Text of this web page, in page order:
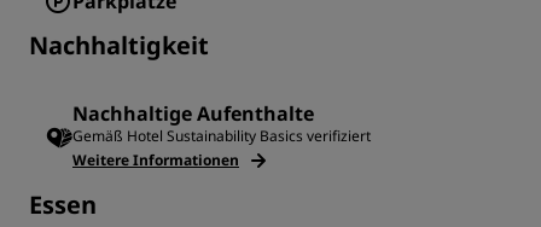
Nachhaltigkeit
Nachhaltige Aufenthalte
Gemäß Hotel Sustainability Basics verifiziert
Weitere Informationen
Essen